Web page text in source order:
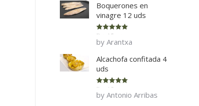
Boquerones en
vinagre 12 uds
Rated 5
of 5
by Arantxa
Alcachofa confitada 4
uds
Rated 5
of 5
by Antonio Arribas